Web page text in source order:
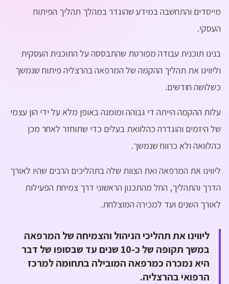
נסייע לך במו"מ איתם ובהגדרת התגמול שיתאים לתת להם.
נסייע בכל תהליך מימון שתבחר.
נבנה שיחת מכירה - שיודעת למכור.
מייסדים והתחשבה במידע שהוגדר במהלך תהליך הפיתוח
העסקי.
בנינו תוכנית עבודה מפורטת שהתבססה על התוכנית העסקית
וליווינו את תהליך ההקמה של המרפאה בהרצליה פיתוח שנמשך
כשלושה חודשים.
עלות ההקמה הייתה די גבוהה ומומנה באופן מלא על ידי הון עצמי
של היזמים והוגדרה כהלוואת בעלים כדי שתוחזר לאחר מכן
כהלוואה ולא כרווח שנמשך.
ליווינו את המרפאה ואת הצוות שלה בתהליכים הרבים שהיו לאורך
הדרך והתהליך, החל מהתכנון הראשוני דרך צמיחת הפעילות
לאורך השנים ועד למכירה המוצלחת.
ליווינו את תהליכי הניהול והצמיחה של המרפאה
במשך תקופה של כ-10 שנים עד שבסופו של דבר
היא נמכרה כמרפאה המובילה בתחומה למרכז
הרפואי בהרצליה.